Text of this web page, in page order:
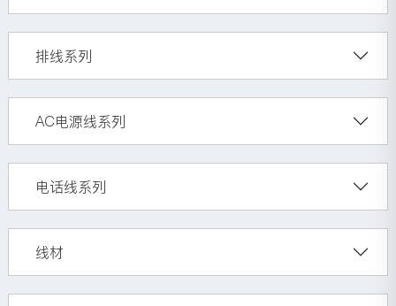
排线系列
AC电源线系列
电话线系列
线材